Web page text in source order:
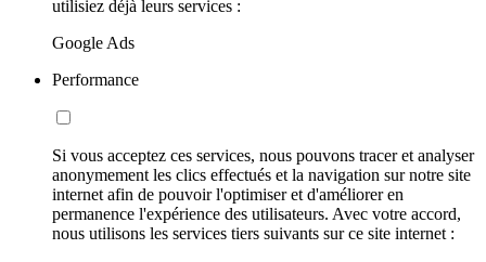
utilisiez déjà leurs services :
Google Ads
Performance
Si vous acceptez ces services, nous pouvons tracer et analyser
anonymement les clics effectués et la navigation sur notre site
internet afin de pouvoir l'optimiser et d'améliorer en
permanence l'expérience des utilisateurs. Avec votre accord,
nous utilisons les services tiers suivants sur ce site internet :